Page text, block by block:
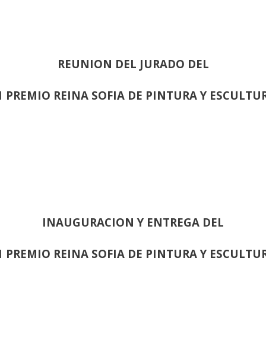
REUNION DEL JURADO DEL
PREMIO REINA SOFIA DE PINTURA Y
INAUGURACION Y ENTREGA DEL
PREMIO REINA SOFIA DE PINTURA Y